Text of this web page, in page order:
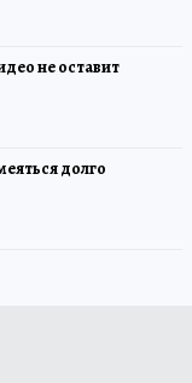
не оставит
долго